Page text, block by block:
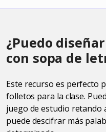
¿Puedo
con sopa de
Este recurso es perfecto
folletos para la clase.
juego de estudio retando
puede descifrar más